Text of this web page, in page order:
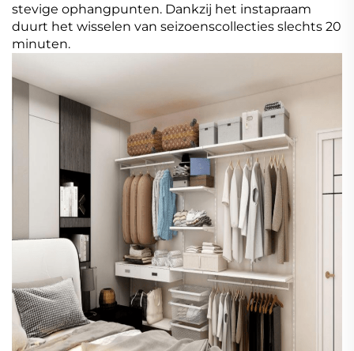
stevige ophangpunten. Dankzij het instapraam
duurt het wisselen van seizoenscollecties slechts 20
minuten.